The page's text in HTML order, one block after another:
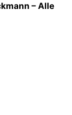
– Alle